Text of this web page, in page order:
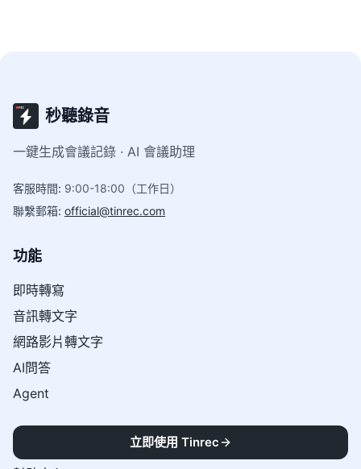
秒聽錄音
一鍵生成會議記錄 · AI 會議助理
客服時間: 9:00-18:00（工作日）
聯繫郵箱: official@tinrec.com
功能
即時轉寫
音訊轉文字
網路影片轉文字
AI問答
Agent
立即使用 Tinrec